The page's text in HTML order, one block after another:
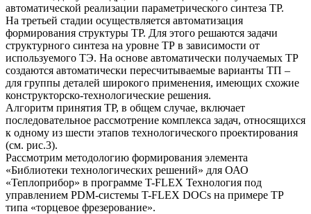
автоматической реализации параметрического синтеза ТР.
На третьей стадии осуществляется автоматизация
формирования структуры ТР. Для этого решаются задачи
структурного синтеза на уровне ТР в зависимости от
используемого ТЭ. На основе автоматически получаемых ТР
создаются автоматически пересчитываемые варианты ТП –
для группы деталей широкого применения, имеющих схожие
конструкторско-технологические решения.
Алгоритм принятия ТР, в общем случае, включает
последовательное рассмотрение комплекса задач, относящихся
к одному из шести этапов технологического проектирования
(см. рис.3).
Рассмотрим методологию формирования элемента
«Библиотеки технологических решений» для ОАО
«Теплоприбор» в программе T-FLEX Технология под
управлением PDM-системы T-FLEX DOCs на примере ТР
типа «торцевое фрезерование».